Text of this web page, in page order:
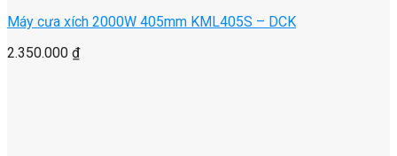
Máy cưa xích 2000W 405mm KML405S – DCK
2.350.000 ₫